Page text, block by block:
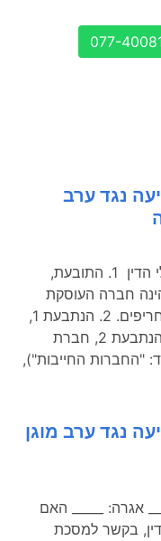
נגד ערב
דוגמא לכתב תביעה: א. תיאור של בעלי הדין 1. התובעת,
חברה העוסקת
במכירה סיטונאית של משקאות קלים וחריפים. 2. הנתבעת 1,
חברת _______ בע"מ ח.פ. _________, והנתבעת 2, חברת
"החברות החייבות"),
נגד ערב מוגן
סוג התביעה: _____ הסעד המבוקש: ____ אגרה: _____ האם
בקשר למסכת